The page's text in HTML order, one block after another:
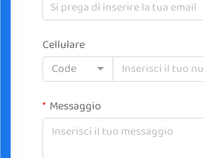
Cellulare
Code
Messaggio